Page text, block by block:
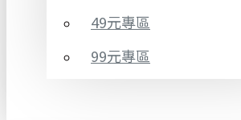
49元專區
99元專區